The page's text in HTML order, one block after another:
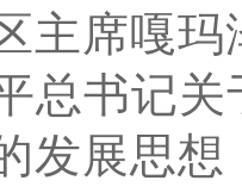
主席嘎
总书记
发展思